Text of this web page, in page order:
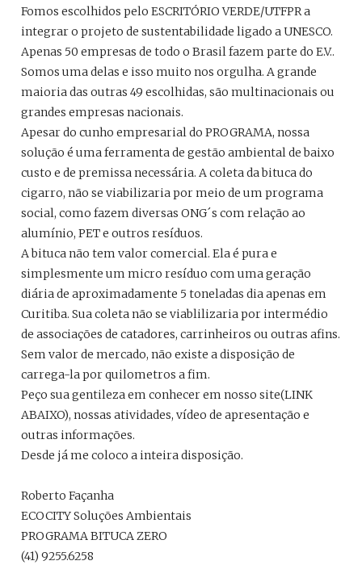
Fomos escolhidos pelo ESCRITÓRIO VERDE/UTFPR a
integrar o projeto de sustentabilidade ligado a UNESCO.
Apenas 50 empresas de todo o Brasil fazem parte do E.V..
Somos uma delas e isso muito nos orgulha. A grande
maioria das outras 49 escolhidas, são multinacionais ou
grandes empresas nacionais.
Apesar do cunho empresarial do PROGRAMA, nossa
solução é uma ferramenta de gestão ambiental de baixo
custo e de premissa necessária. A coleta da bituca do
cigarro, não se viabilizaria por meio de um programa
social, como fazem diversas ONG´s com relação ao
alumínio, PET e outros resíduos.
A bituca não tem valor comercial. Ela é pura e
simplesmente um micro resíduo com uma geração
diária de aproximadamente 5 toneladas dia apenas em
Curitiba. Sua coleta não se viablilizaria por intermédio
de associações de catadores, carrinheiros ou outras afins.
Sem valor de mercado, não existe a disposição de
carrega-la por quilometros a fim.
Peço sua gentileza em conhecer em nosso site(LINK
ABAIXO), nossas atividades, vídeo de apresentação e
outras informações.
Desde já me coloco a inteira disposição.
Roberto Façanha
ECOCITY Soluções Ambientais
PROGRAMA BITUCA ZERO
(41) 9255.6258